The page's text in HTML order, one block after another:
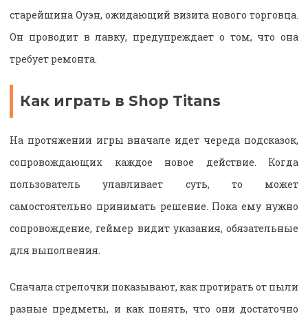
старейшина Оуэн, ожидающий визита нового торговца.
Он проводит в лавку, предупреждает о том, что она
требует ремонта.
Как играть в Shop Titans
На протяжении игры вначале идет череда подсказок,
сопровождающих каждое новое действие. Когда
пользователь улавливает суть, то может
самостоятельно принимать решение. Пока ему нужно
сопровождение, геймер видит указания, обязательные
для выполнения.
Сначала стрелочки показывают, как протирать от пыли
разные предметы, и как понять, что они достаточно